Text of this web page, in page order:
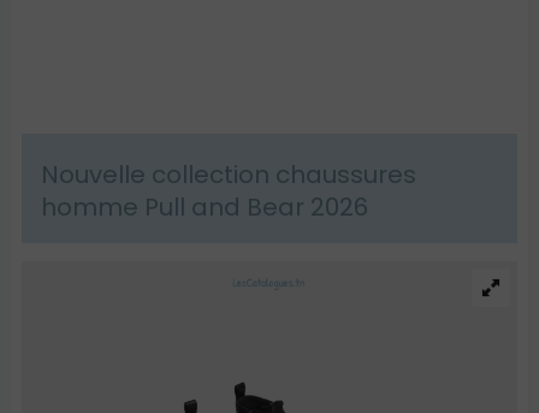
Nouvelle collection chaussures
homme Pull and Bear 2026